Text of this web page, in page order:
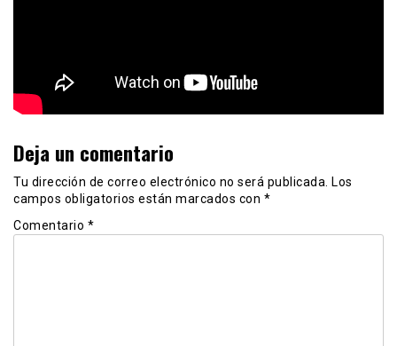
Deja un comentario
Tu dirección de correo electrónico no será publicada. Los
campos obligatorios están marcados con *
Comentario *